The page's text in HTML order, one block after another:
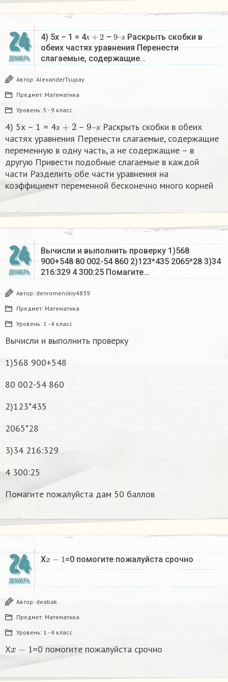
24
ДЕКАБРЬ
4) 5х – 1 = 4х
х+2 – х
9–
х
Раскрыть скобки в
обеих частях уравнения Перенести
слагаемые, содержащие…
Автор: AlexanderTsupay
Предмет: Математика
Уровень: 5 - 9 класс
4) 5х – 1 = 4х – х
9
х
Раскрыть скобки в обеих
частях уравнения Перенести слагаемые, содержащие
переменную в одну часть, а не содержащие – в
другую Привести подобные слагаемые в каждой
части Разделить обе части уравнения на
коэффициент переменной бесконечно много корней​
24
ДЕКАБРЬ
Вычисли и выполнить проверку 1)568
900+548 80 002-54 860 2)123*435 2065*28 3)34
216:329 4 300:25 Помагите…
Автор: denromenskiy4839
Предмет: Математика
Уровень: 1 - 4 класс
Вычисли и выполнить проверку
1)568 900+548
80 002-54 860
2)123*435
2065*28
3)34 216:329
4 300:25
Помагите пожалуйста дам 50 баллов
24
ДЕКАБРЬ
Xx−1 =0 помогите пожалуйста срочно
Автор: deabak
Предмет: Математика
Уровень: 1 - 4 класс
X =0 помогите пожалуйста срочно